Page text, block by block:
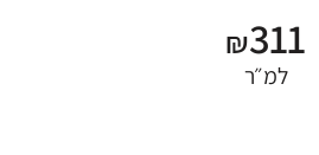
₪311
למ״ר